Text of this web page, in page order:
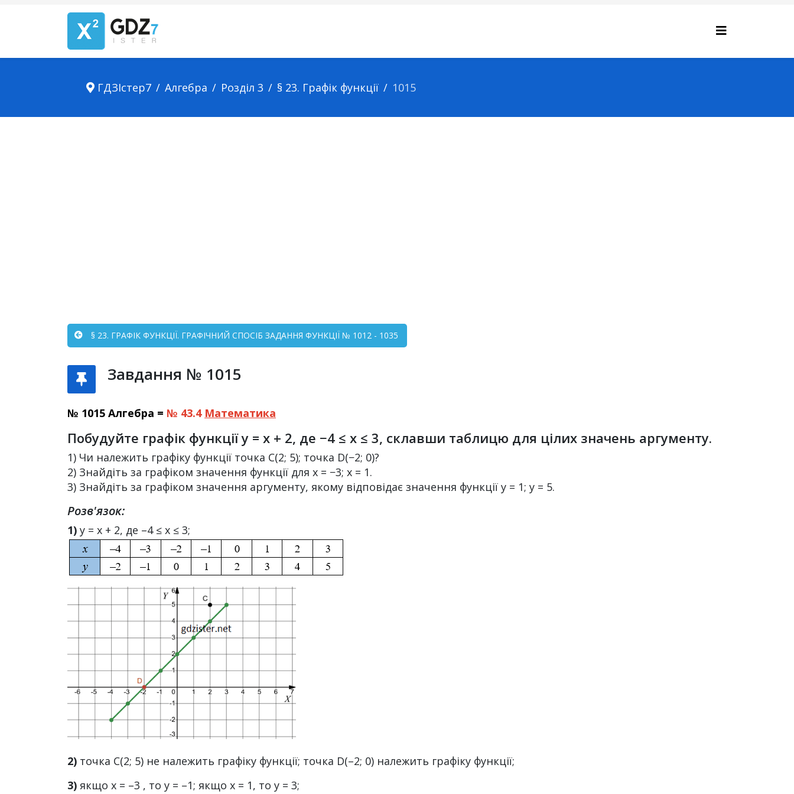
ГДЗІстер7 Алгебра Розділ 3 § 23. Графік функції 1015
§ 23. ГРАФІК ФУНКЦІЇ. ГРАФІЧНИЙ СПОСІБ ЗАДАННЯ ФУНКЦІЇ № 1012 - 1035
Завдання № 1015
№ 1015 Алгебра = № 43.4 Математика
Побудуйте графік функції y = x + 2, де −4 ≤ x ≤ 3, склавши таблицю для цілих значень аргументу.
1) Чи належить графіку функції точка C(2; 5); точка D(−2; 0)?
2) Знайдіть за графіком значення функції для x = −3; x = 1.
3) Знайдіть за графіком значення аргументу, якому відповідає значення функції y = 1; y = 5.
Розв'язок:
1) y = x + 2, де –4 ≤ х ≤ 3;
2) точка С(2; 5) не належить графіку функції; точка D(–2; 0) належить графіку функції;
3) якщо х = –3 , то у = –1; якщо х = 1, то y = 3;